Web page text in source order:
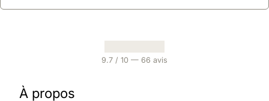
9.7 / 10 — 66 avis
À propos